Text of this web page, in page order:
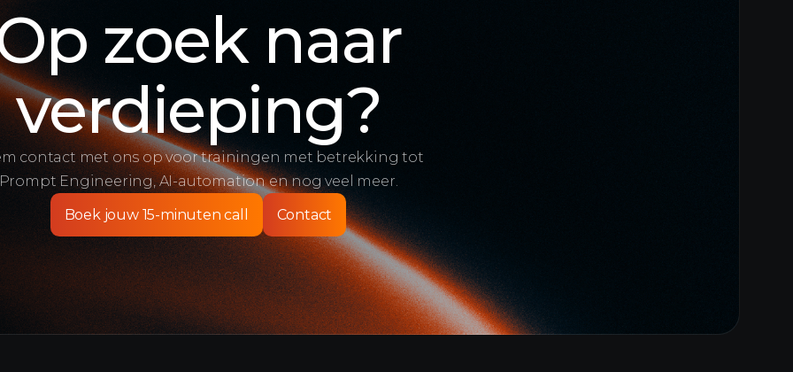
zoek naar
verdieping?
contact met ons op voor trainingen met betrekking tot
Engineering, AI-automation en nog veel meer.
Boek jouw 15-minuten call
Contact